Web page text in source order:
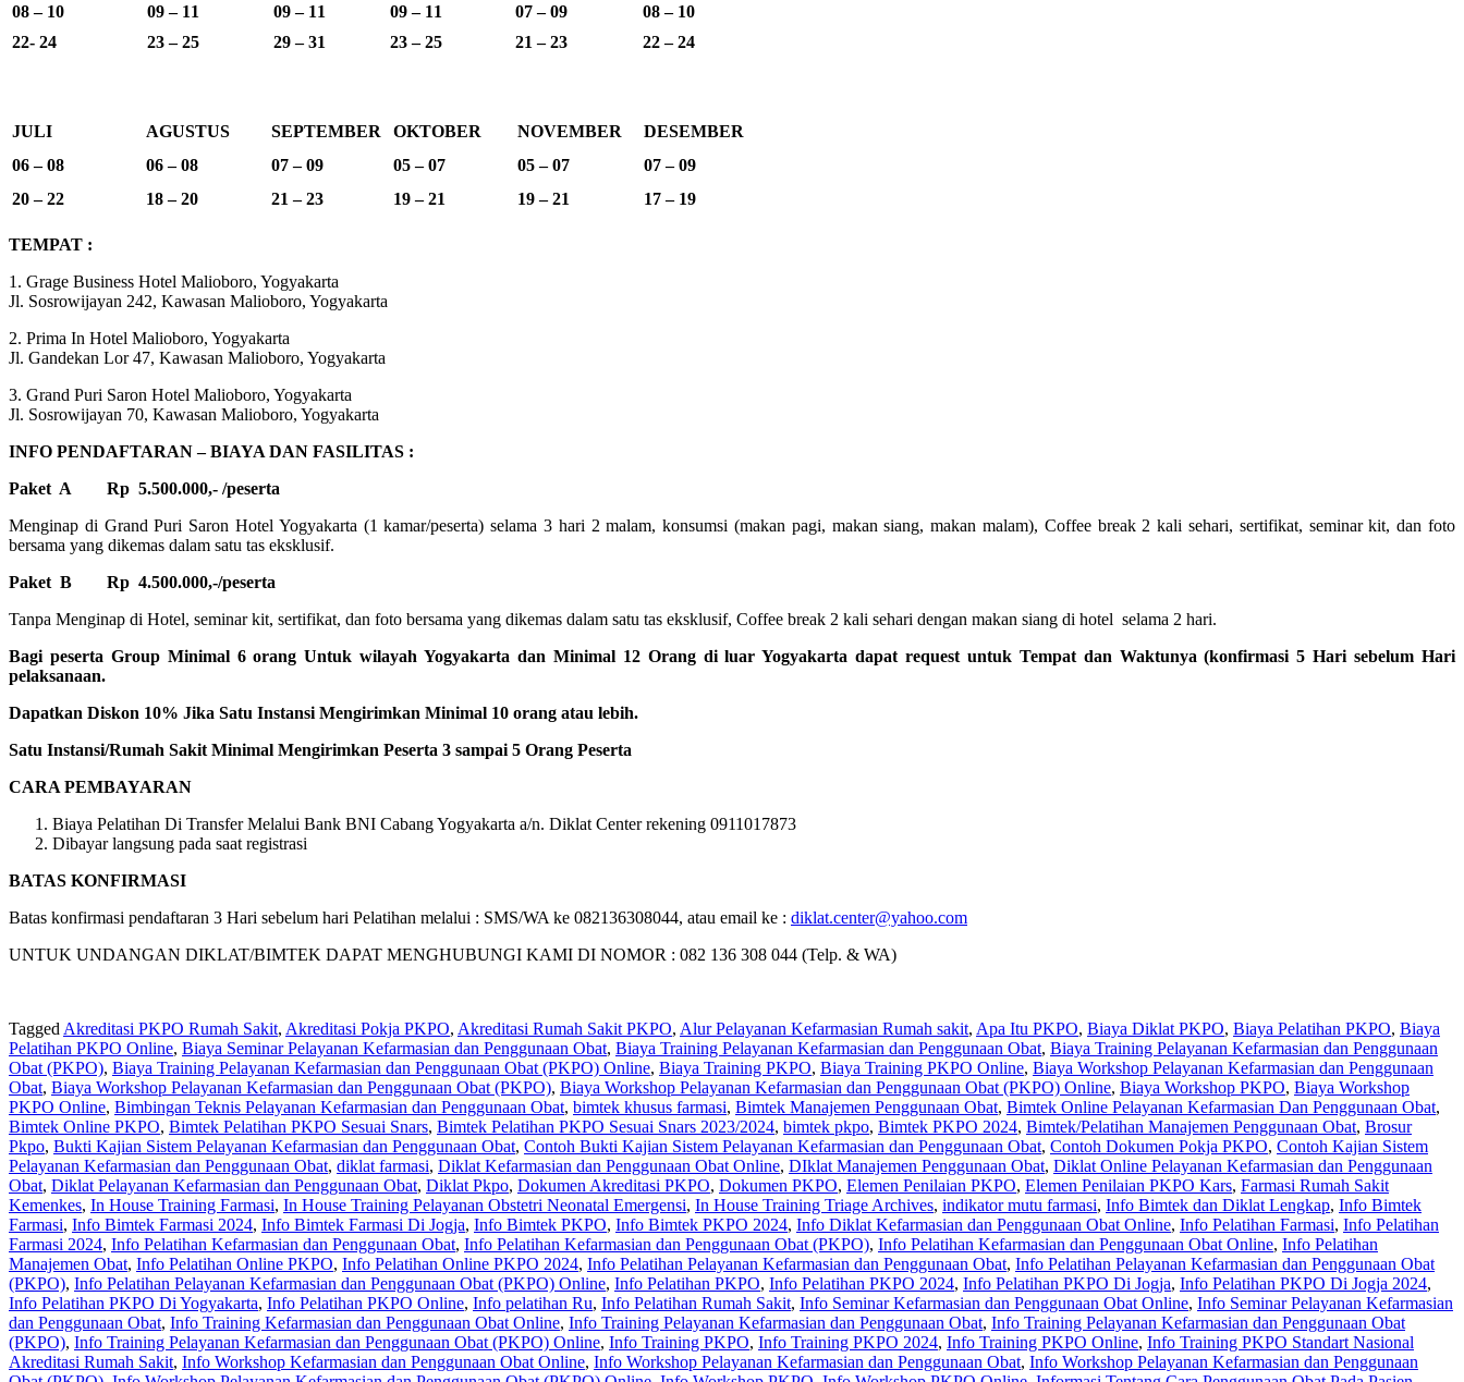
08 – 10
09 – 11 09 – 11 09 – 11 07 – 09
08 – 10
22- 24
23 – 25 29 – 31 23 – 25 21 – 23 22 – 24
JULI AGUSTUS SEPTEMBER OKTOBER NOVEMBER
DESEMBER
06 – 08
06 – 08 07 – 09 05 – 07 05 – 07
07 – 09
20 – 22
18 – 20 21 – 23 19 – 21 19 – 21 17 – 19
TEMPAT :
1. Grage Business Hotel Malioboro, Yogyakarta
Jl. Sosrowijayan 242, Kawasan Malioboro, Yogyakarta
2. Prima In Hotel Malioboro, Yogyakarta
Jl. Gandekan Lor 47, Kawasan Malioboro, Yogyakarta
3. Grand Puri Saron Hotel Malioboro, Yogyakarta
Jl. Sosrowijayan 70, Kawasan Malioboro, Yogyakarta
INFO PENDAFTARAN – BIAYA DAN FASILITAS :
Paket A Rp 5.500.000,- /peserta
Menginap di Grand Puri Saron Hotel Yogyakarta (1 kamar/peserta) selama 3 hari 2 malam, konsumsi (makan pagi, makan siang, makan malam), Coffee break 2 kali sehari, sertifikat, seminar kit, dan foto
bersama yang dikemas dalam satu tas eksklusif.
Paket B Rp 4.500.000,-/peserta
Tanpa Menginap di Hotel, seminar kit, sertifikat, dan foto bersama yang dikemas dalam satu tas eksklusif, Coffee break 2 kali sehari dengan makan siang di hotel selama 2 hari.
Bagi peserta Group Minimal 6 orang Untuk wilayah Yogyakarta dan Minimal 12 Orang di luar Yogyakarta dapat request untuk Tempat dan Waktunya (konfirmasi 5 Hari sebelum Hari
pelaksanaan.
Dapatkan Diskon 10% Jika Satu Instansi Mengirimkan Minimal 10 orang atau lebih.
Satu Instansi/Rumah Sakit Minimal Mengirimkan Peserta 3 sampai 5 Orang Peserta
CARA PEMBAYARAN
Biaya Pelatihan Di Transfer Melalui Bank BNI Cabang Yogyakarta a/n. Diklat Center rekening 0911017873
Dibayar langsung pada saat registrasi
BATAS KONFIRMASI
Batas konfirmasi pendaftaran 3 Hari sebelum hari Pelatihan melalui : SMS/WA ke 082136308044, atau email ke : diklat.center@yahoo.com
UNTUK UNDANGAN DIKLAT/BIMTEK DAPAT MENGHUBUNGI KAMI DI NOMOR : 082 136 308 044 (Telp. & WA)
Tagged Akreditasi PKPO Rumah Sakit, Akreditasi Pokja PKPO, Akreditasi Rumah Sakit PKPO, Alur Pelayanan Kefarmasian Rumah sakit, Apa Itu PKPO, Biaya Diklat PKPO, Biaya Pelatihan PKPO, Biaya
Pelatihan PKPO Online, Biaya Seminar Pelayanan Kefarmasian dan Penggunaan Obat, Biaya Training Pelayanan Kefarmasian dan Penggunaan Obat, Biaya Training Pelayanan Kefarmasian dan Penggunaan
Obat (PKPO), Biaya Training Pelayanan Kefarmasian dan Penggunaan Obat (PKPO) Online, Biaya Training PKPO, Biaya Training PKPO Online, Biaya Workshop Pelayanan Kefarmasian dan Penggunaan
Obat, Biaya Workshop Pelayanan Kefarmasian dan Penggunaan Obat (PKPO), Biaya Workshop Pelayanan Kefarmasian dan Penggunaan Obat (PKPO) Online, Biaya Workshop PKPO, Biaya Workshop
PKPO Online, Bimbingan Teknis Pelayanan Kefarmasian dan Penggunaan Obat, bimtek khusus farmasi, Bimtek Manajemen Penggunaan Obat, Bimtek Online Pelayanan Kefarmasian Dan Penggunaan Obat,
Bimtek Online PKPO, Bimtek Pelatihan PKPO Sesuai Snars, Bimtek Pelatihan PKPO Sesuai Snars 2023/2024, bimtek pkpo, Bimtek PKPO 2024, Bimtek/Pelatihan Manajemen Penggunaan Obat, Brosur
Pkpo, Bukti Kajian Sistem Pelayanan Kefarmasian dan Penggunaan Obat, Contoh Bukti Kajian Sistem Pelayanan Kefarmasian dan Penggunaan Obat, Contoh Dokumen Pokja PKPO, Contoh Kajian Sistem
Pelayanan Kefarmasian dan Penggunaan Obat, diklat farmasi, Diklat Kefarmasian dan Penggunaan Obat Online, DIklat Manajemen Penggunaan Obat, Diklat Online Pelayanan Kefarmasian dan Penggunaan
Obat, Diklat Pelayanan Kefarmasian dan Penggunaan Obat, Diklat Pkpo, Dokumen Akreditasi PKPO, Dokumen PKPO, Elemen Penilaian PKPO, Elemen Penilaian PKPO Kars, Farmasi Rumah Sakit
Kemenkes, In House Training Farmasi, In House Training Pelayanan Obstetri Neonatal Emergensi, In House Training Triage Archives, indikator mutu farmasi, Info Bimtek dan Diklat Lengkap, Info Bimtek
Farmasi, Info Bimtek Farmasi 2024, Info Bimtek Farmasi Di Jogja, Info Bimtek PKPO, Info Bimtek PKPO 2024, Info Diklat Kefarmasian dan Penggunaan Obat Online, Info Pelatihan Farmasi, Info Pelatihan
Farmasi 2024, Info Pelatihan Kefarmasian dan Penggunaan Obat, Info Pelatihan Kefarmasian dan Penggunaan Obat (PKPO), Info Pelatihan Kefarmasian dan Penggunaan Obat Online, Info Pelatihan
Manajemen Obat, Info Pelatihan Online PKPO, Info Pelatihan Online PKPO 2024, Info Pelatihan Pelayanan Kefarmasian dan Penggunaan Obat, Info Pelatihan Pelayanan Kefarmasian dan Penggunaan Obat
(PKPO), Info Pelatihan Pelayanan Kefarmasian dan Penggunaan Obat (PKPO) Online, Info Pelatihan PKPO, Info Pelatihan PKPO 2024, Info Pelatihan PKPO Di Jogja, Info Pelatihan PKPO Di Jogja 2024,
Info Pelatihan PKPO Di Yogyakarta, Info Pelatihan PKPO Online, Info pelatihan Ru, Info Pelatihan Rumah Sakit, Info Seminar Kefarmasian dan Penggunaan Obat Online, Info Seminar Pelayanan Kefarmasian
dan Penggunaan Obat, Info Training Kefarmasian dan Penggunaan Obat Online, Info Training Pelayanan Kefarmasian dan Penggunaan Obat, Info Training Pelayanan Kefarmasian dan Penggunaan Obat
(PKPO), Info Training Pelayanan Kefarmasian dan Penggunaan Obat (PKPO) Online, Info Training PKPO, Info Training PKPO 2024, Info Training PKPO Online, Info Training PKPO Standart Nasional
Akreditasi Rumah Sakit, Info Workshop Kefarmasian dan Penggunaan Obat Online, Info Workshop Pelayanan Kefarmasian dan Penggunaan Obat, Info Workshop Pelayanan Kefarmasian dan Penggunaan